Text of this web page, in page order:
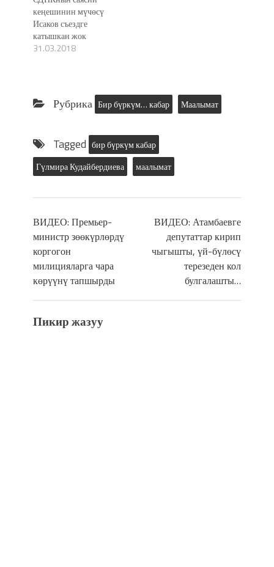
кеңешинин мүчөсү
Исаков съездге
катышкан жок
31.03.2018
Рубрика Бир бүркүм… кабар Маалымат
Tagged бир бүркүм кабар
Гүлмира Кудайбердиева
маалымат
ВИДЕО: Премьер-
министр зөөкүрлөрдү
коргогон
милицияларга чара
көрүүнү тапшырды
ВИДЕО: Атамбаевге
депутаттар кирип
чыгышты, үй-бүлөсү
терезеден кол
булгалашты…
Пикир жазуу